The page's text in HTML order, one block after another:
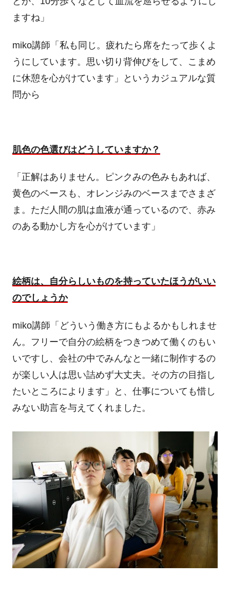
ますね」
miko講師「私も同じ。疲れたら席をたって歩くよ
うにしています。思い切り背伸びをして、こまめ
に休憩を心がけています」というカジュアルな質
問から
肌色の色選びはどうしていますか？
「正解はありません。ピンクみの色みもあれば、
黄色のベースも、オレンジみのベースまでさまざ
ま。ただ人間の肌は血液が通っているので、赤み
のある動かし方を心がけています」
絵柄は、自分らしいものを持っていたほうがいい
のでしょうか
miko講師「どういう働き方にもよるかもしれませ
ん。フリーで自分の絵柄をつきつめて働くのもい
いですし、会社の中でみんなと一緒に制作するの
が楽しい人は思い詰めず大丈夫。その方の目指し
たいところによります」と、仕事についても惜し
みない助言を与えてくれました。